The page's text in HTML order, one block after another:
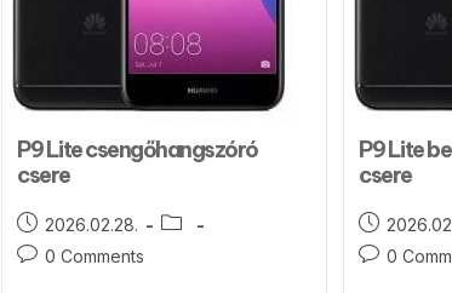
P9 Lite csengőhangszóró
csere
2026.02.28.
0 Comments
P9 Lite
csere
0